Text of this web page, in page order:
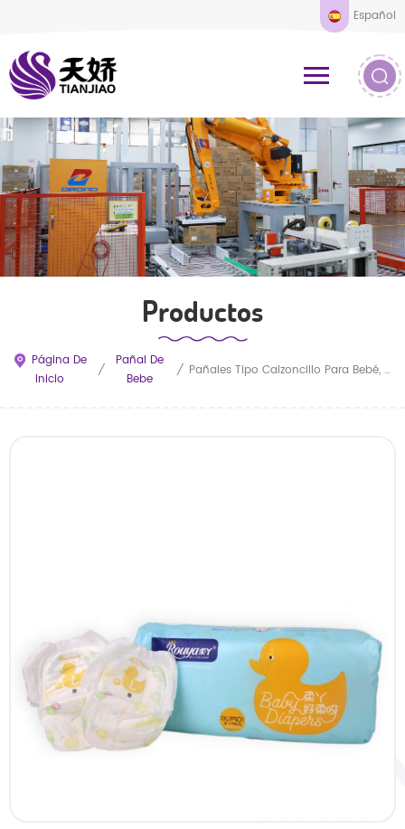
Español
Productos
Página De
Inicio
/
Pañal De
Bebe
/ Pañales Tipo Calzoncillo Para Bebé, Baratos Y De Alta Calidad. Fabricantes De Pañales Para Bebé Al Por Mayor.